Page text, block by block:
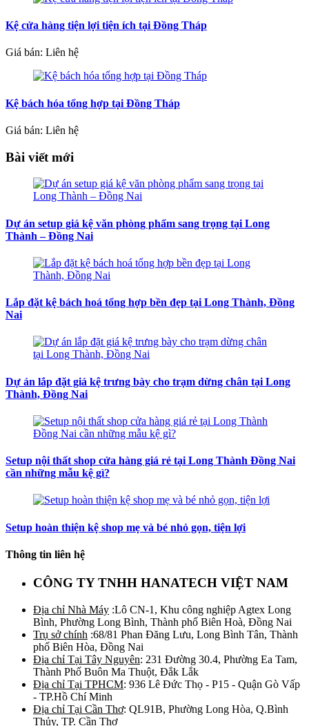
Kệ cửa hàng tiện lợi tiện ích tại Đồng Tháp
Giá bán: Liên hệ
Kệ bách hóa tổng hợp tại Đồng Tháp
Giá bán: Liên hệ
Bài viết mới
Dự án setup giá kệ văn phòng phẩm sang trọng tại Long
Thành – Đồng Nai
Lắp đặt kệ bách hoá tổng hợp bền đẹp tại Long Thành, Đồng
Nai
Dự án lắp đặt giá kệ trưng bày cho trạm dừng chân tại Long
Thành, Đồng Nai
Setup nội thất shop cửa hàng giá rẻ tại Long Thành Đồng Nai
cần những mẫu kệ gì?
Setup hoàn thiện kệ shop mẹ và bé nhỏ gọn, tiện lợi
Thông tin liên hệ
CÔNG TY TNHH HANATECH VIỆT NAM
Địa chỉ Nhà Máy :Lô CN-1, Khu công nghiệp Agtex Long
Bình, Phường Long Bình, Thành phố Biên Hoà, Đồng Nai
Trụ sở chính :68/81 Phan Đăng Lưu, Long Bình Tân, Thành
phố Biên Hòa, Đồng Nai
Địa chỉ Tại Tây Nguyên: 231 Đường 30.4, Phường Ea Tam,
Thành Phố Buôn Ma Thuột, Đắk Lắk
Địa chỉ Tại TPHCM: 936 Lê Đức Thọ - P15 - Quận Gò Vấp
- TP.Hồ Chí Minh
Địa chỉ Tại Cần Thơ: QL91B, Phường Long Hòa, Q.Bình
Thủy, TP. Cần Thơ